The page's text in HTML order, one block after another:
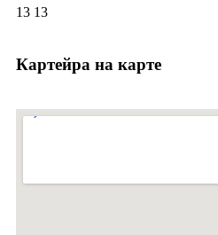
13 13
Картейра на карте